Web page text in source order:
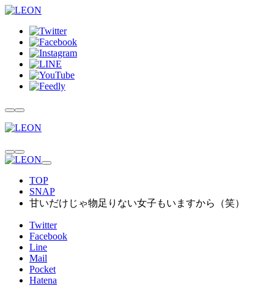
TOP
SNAP
甘いだけじゃ物足りない女子もいますから（笑）
Twitter
Facebook
Line
Mail
Pocket
Hatena